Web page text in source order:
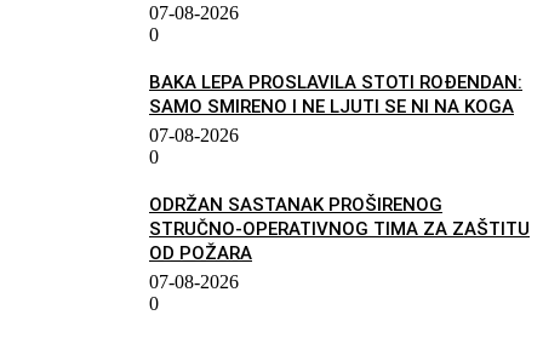
07-08-2026
0
BAKA LEPA PROSLAVILA STOTI ROĐENDAN:
SAMO SMIRENO I NE LJUTI SE NI NA KOGA
07-08-2026
0
ODRŽAN SASTANAK PROŠIRENOG
STRUČNO-OPERATIVNOG TIMA ZA ZAŠTITU
OD POŽARA
07-08-2026
0